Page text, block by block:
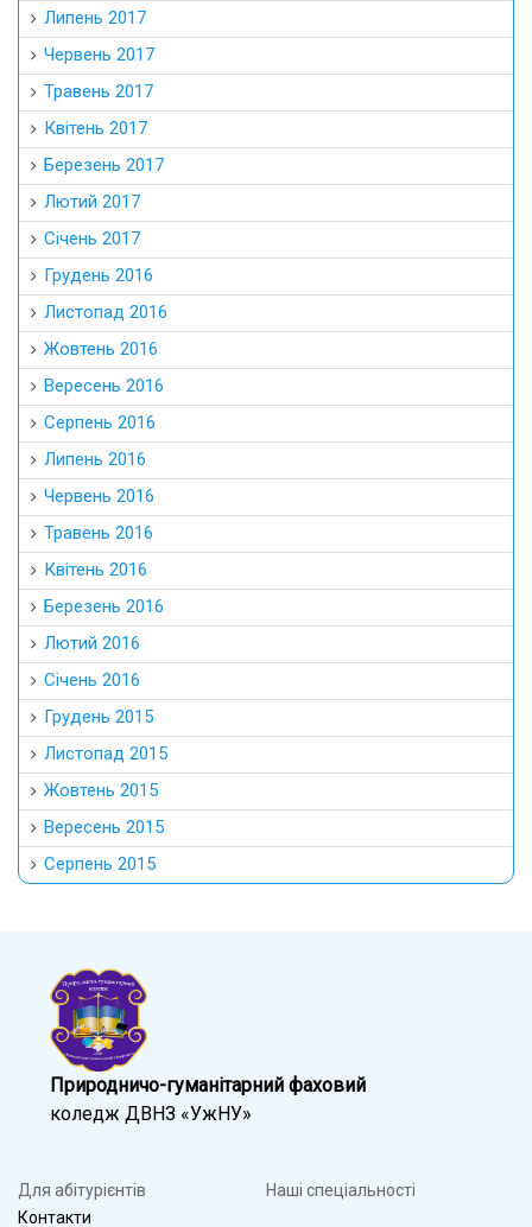
Липень 2017
Червень 2017
Травень 2017
Квітень 2017
Березень 2017
Лютий 2017
Січень 2017
Грудень 2016
Листопад 2016
Жовтень 2016
Вересень 2016
Серпень 2016
Липень 2016
Червень 2016
Травень 2016
Квітень 2016
Березень 2016
Лютий 2016
Січень 2016
Грудень 2015
Листопад 2015
Жовтень 2015
Вересень 2015
Серпень 2015
Природничо-гуманітарний фаховий
коледж ДВНЗ «УжНУ»
Для абітурієнтів
Контакти
Наші спеціальності